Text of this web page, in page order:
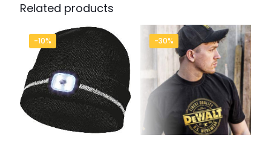
Related products
-10% -30%